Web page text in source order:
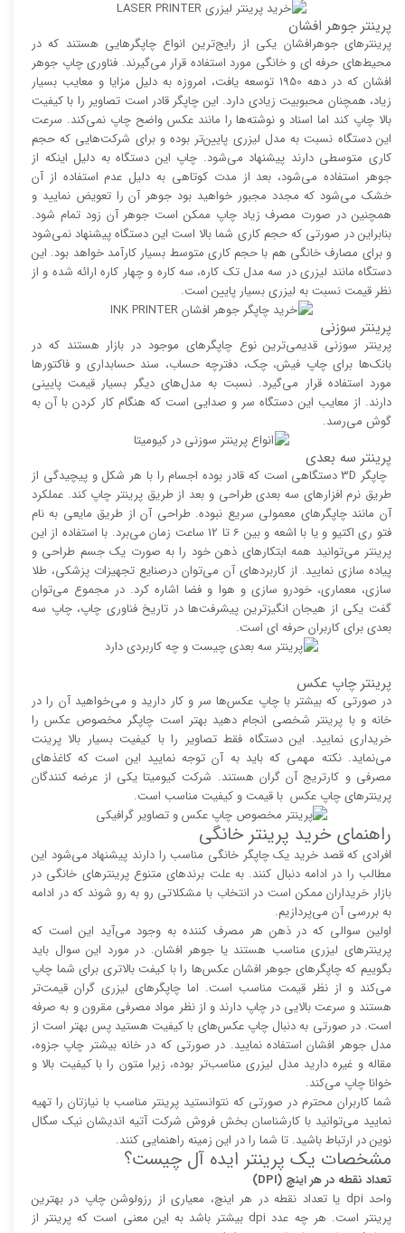
پرینتر جوهر افشان
پرینتر‌های جوهرافشان یکی از رایج‌ترین انواع چاپگر‌هایی هستند که در
محیط‌های حرفه ای و خانگی مورد استفاده قرار می‌گیرند. فناوری چاپ جوهر
افشان که در دهه 1950 توسعه یافت، امروزه به دلیل مزایا و معایب بسیار
زیاد، همچنان محبوبیت زیادی دارد. این چاپگر قادر است تصاویر را با کیفیت
بالا چاپ کند اما اسناد و نوشته‌ها را مانند عکس واضح چاپ نمی‌کند. سرعت
این دستگاه نسبت به مدل لیزری پایین‌تر بوده و برای شرکت‌هایی که حجم
کاری متوسطی دارند پیشنهاد می‌شود. چاپ این دستگاه به دلیل اینکه از
جوهر استفاده می‌شود، بعد از مدت کوتاهی به دلیل عدم استفاده از آن
خشک می‌شود که مجدد مجبور خواهید بود جوهر آن را تعویض نمایید و
همچنین در صورت مصرف زیاد چاپ ممکن است جوهر آن زود تمام شود.
بنابراین در صورتی که حجم کاری شما بالا است این دستگاه پیشنهاد نمی‌شود
و برای مصارف خانگی هم با حجم کاری متوسط بسیار کارآمد خواهد بود. این
دستگاه مانند لیزری در سه مدل تک کاره، سه کاره و چهار کاره ارائه شده و از
نظر قیمت نسبت به لیزری بسیار پایین است.
پرینتر سوزنی
پرینتر سوزنی قدیمی‌ترین نوع چاپگر‌های موجود در بازار هستند که در
بانک‌ها برای چاپ فیش، چک، دفترچه حساب، سند حسابداری و فاکتور‌ها
مورد استفاده قرار می‌گیرد. نسبت به مدل‌های دیگر بسیار قیمت پایینی
دارند. از معایب این دستگاه سر و صدایی است که هنگام کار کردن با آن به
گوش می‌رسد.
پرینتر سه بعدی
چاپگر 3D دستگاهی است که قادر بوده اجسام را با هر شکل و پیچیدگی از
طریق نرم افزار‌های سه بعدی طراحی و بعد از طریق پرینتر چاپ کند. عملکرد
آن مانند چاپگر‌های معمولی سریع نبوده. طراحی آن از طریق مایعی به نام
فتو ری اکتیو و یا با اشعه و بین 6 تا 12 ساعت زمان می‌برد. با استفاده از این
پرینتر می‌توانید همه ابتکار‌های ذهن خود را به صورت یک جسم طراحی و
پیاده سازی نمایید. از کاربرد‌های آن می‌توان درصنایع تجهیزات پزشکی، طلا
سازی، معماری، خودرو سازی و هوا و فضا اشاره کرد. در مجموع می‌توان
گفت یکی از هیجان انگیز‌‌ترین پیشرفت‌ها در تاریخ فناوری چاپ، چاپ سه
بعدی برای کاربران حرفه ای است.
پرینتر چاپ عکس
در صورتی که بیشتر با چاپ عکس‌ها سر و کار دارید و می‌خواهید آن را در
خانه و با پرینتر شخصی انجام دهید بهتر است چاپگر مخصوص عکس را
خریداری نمایید. این دستگاه فقط تصاویر را با کیفیت بسیار بالا پرینت
می‌نماید. نکته مهمی که باید به آن توجه نمایید این است که کاغذ‌های
مصرفی و کارتریج آن گران هستند. شرکت کیومیتا یکی از عرضه کنندگان
پرینتر‌های چاپ عکس با قیمت و کیفیت مناسب است.
راهنمای خرید پرینتر خانگی
افرادی که قصد خرید یک چاپگر خانگی مناسب را دارند پیشنهاد می‌شود این
مطالب را در ادامه دنبال کنند. به علت برند‌های متنوع پرینتر‌های خانگی در
بازار خریداران ممکن است در انتخاب با مشکلاتی رو به رو شوند که در ادامه
به بررسی آن می‌پردازیم.
اولین سوالی که در ذهن هر مصرف کننده به وجود می‌آید این است که
پرینتر‌های لیزری مناسب هستند یا جوهر افشان. در مورد این سوال باید
بگوییم که چاپگر‌های جوهر افشان عکس‌ها را با کیفت بالا‌‌‌تری برای شما چاپ
می‌کند و از نظر قیمت مناسب است. اما چاپگر‌های لیزری گران قیمت‌تر
هستند و سرعت بالایی در چاپ دارند و از نظر مواد مصرفی مقرون و به صرفه
است. در صورتی به دنبال چاپ عکس‌های با کیفیت هستید پس بهتر است از
مدل جوهر افشان استفاده نمایید. در صورتی که در خانه بیشتر چاپ جزوه،
مقاله و غیره دارید مدل لیزری مناسب‌تر بوده، زیرا متون را با کیفیت بالا و
خوانا چاپ می‌کند.
شما کاربران محترم در صورتی که نتوانستید پرینتر مناسب با نیازتان را تهیه
نمایید می‌توانید با کارشناسان بخش فروش شرکت آتیه اندیشان نیک سگال
نوین در ارتباط باشید. تا شما را در این زمینه راهنمایی کنند.
مشخصات یک پرینتر ایده آل چیست؟
تعداد نقطه در هر اینچ (DPI)
واحد dpi یا تعداد نقطه در هر اینچ، معیاری از رزولوشن چاپ در بهترین
پرینتر است. هر چه عدد dpi بیشتر باشد به این معنی است که پرینتر از